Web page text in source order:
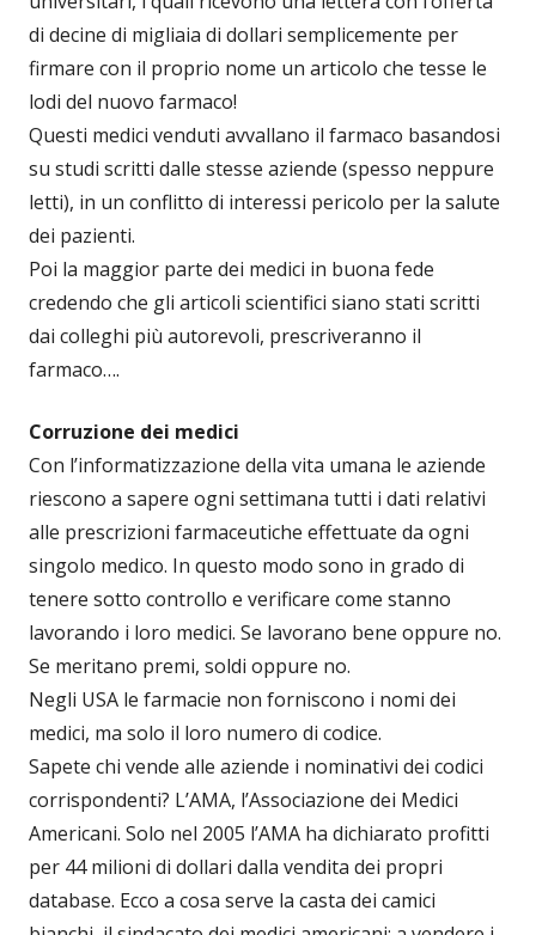
di decine di migliaia di dollari semplicemente per
firmare con il proprio nome un articolo che tesse le
lodi del nuovo farmaco!
Questi medici venduti avvallano il farmaco basandosi
su studi scritti dalle stesse aziende (spesso neppure
letti), in un conflitto di interessi pericolo per la salute
dei pazienti.
Poi la maggior parte dei medici in buona fede
credendo che gli articoli scientifici siano stati scritti
dai colleghi più autorevoli, prescriveranno il
farmaco….
Corruzione dei medici
Con l’informatizzazione della vita umana le aziende
riescono a sapere ogni settimana tutti i dati relativi
alle prescrizioni farmaceutiche effettuate da ogni
singolo medico. In questo modo sono in grado di
tenere sotto controllo e verificare come stanno
lavorando i loro medici. Se lavorano bene oppure no.
Se meritano premi, soldi oppure no.
Negli USA le farmacie non forniscono i nomi dei
medici, ma solo il loro numero di codice.
Sapete chi vende alle aziende i nominativi dei codici
corrispondenti? L’AMA, l’Associazione dei Medici
Americani. Solo nel 2005 l’AMA ha dichiarato profitti
per 44 milioni di dollari dalla vendita dei propri
database. Ecco a cosa serve la casta dei camici